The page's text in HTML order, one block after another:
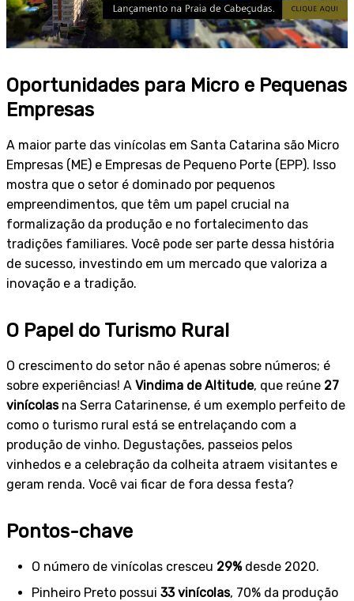
Oportunidades para Micro e Pequenas
Empresas
A maior parte das vinícolas em Santa Catarina são Micro
Empresas (ME) e Empresas de Pequeno Porte (EPP). Isso
mostra que o setor é dominado por pequenos
empreendimentos, que têm um papel crucial na
formalização da produção e no fortalecimento das
tradições familiares. Você pode ser parte dessa história
de sucesso, investindo em um mercado que valoriza a
inovação e a tradição.
O Papel do Turismo Rural
O crescimento do setor não é apenas sobre números; é
sobre experiências! A Vindima de Altitude, que reúne 27
vinícolasna Serra Catarinense, é um exemplo perfeito de
como o turismo rural está se entrelaçando com a
produção de vinho. Degustações, passeios pelos
vinhedos e a celebração da colheita atraem visitantes e
geram renda. Você vai ficar de fora dessa festa?
Pontos-chave
O número de vinícolas cresceu 29%desde 2020.
Pinheiro Preto possui 33 vinícolas, 70% da produção